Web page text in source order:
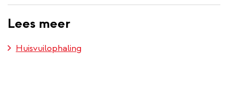
Lees meer
Huisvuilophaling